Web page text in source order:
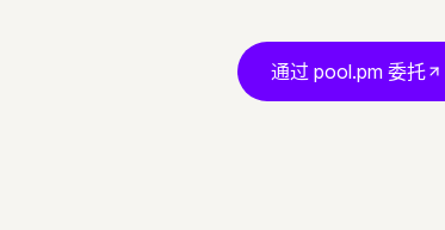
通过 pool.pm 委托